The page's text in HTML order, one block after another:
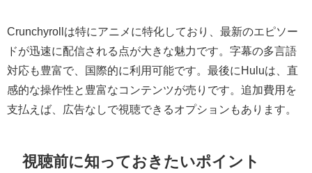
Crunchyrollは特にアニメに特化しており、最新のエピソー
ドが迅速に配信される点が大きな魅力です。字幕の多言語
対応も豊富で、国際的に利用可能です。最後にHuluは、直
感的な操作性と豊富なコンテンツが売りです。追加費用を
支払えば、広告なしで視聴できるオプションもあります。
視聴前に知っておきたいポイント